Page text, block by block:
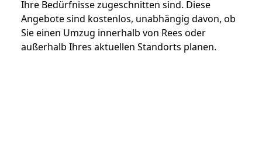
Ihre Bedürfnisse zugeschnitten sind. Diese
Angebote sind kostenlos, unabhängig davon, ob
Sie einen Umzug innerhalb von Rees oder
außerhalb Ihres aktuellen Standorts planen.